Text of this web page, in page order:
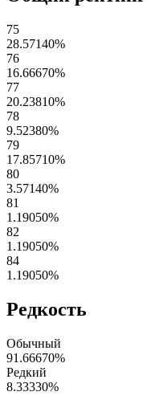
75
28.57140%
76
16.66670%
77
20.23810%
78
9.52380%
79
17.85710%
80
3.57140%
81
1.19050%
82
1.19050%
84
1.19050%
Редкость
Обычный
91.66670%
Редкий
8.33330%